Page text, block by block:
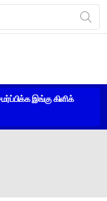
இங்கு கிளிக்